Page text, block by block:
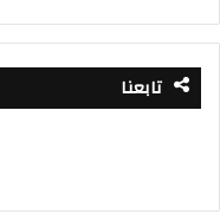
تابعنا